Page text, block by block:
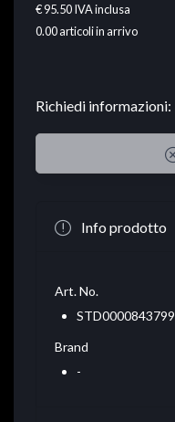
€ 95.50IVA inclusa
0.00articoli in arrivo
Richiedi informazioni:
Info prodotto
Art. No.
STD0000843799
Brand
-